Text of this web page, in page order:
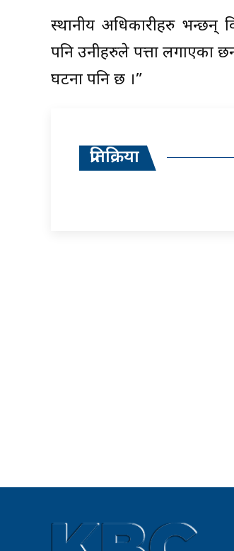
स्थानीय अधिकारीहरु भन्छन्
पनि उनीहरुले पत्ता लगाएका
घटना पनि छ ।”
प्रतिक्रिया